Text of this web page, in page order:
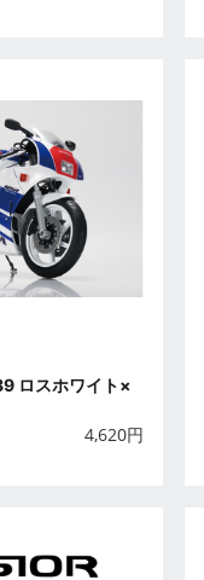
ロスホワイト×
4,620円